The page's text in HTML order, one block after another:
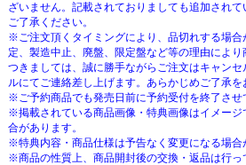
ざいません。記載されておりましても追加され
ご了承ください。
※ご注文頂くタイミングにより、品切れする場
定、製造中止、廃盤、限定盤など等の理由によ
つきましては、誠に勝手ながらご注文はキャン
ルにてご連絡差し上げます。あらかじめご了承を
※ご予約商品でも発売日前に予約受付を終了させ
※掲載されている商品画像・特典画像はイメー
合があります。
※特典内容・商品仕様は予告なく変更になる場合
※商品の性質上、商品開封後の交換・返品は行